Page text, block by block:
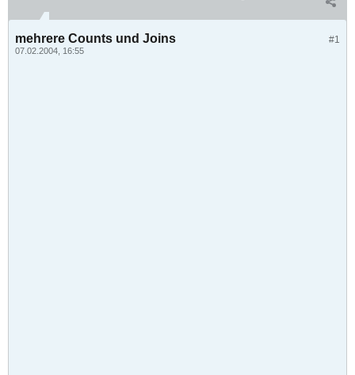
#1
mehrere Counts und Joins
07.02.2004, 16:55